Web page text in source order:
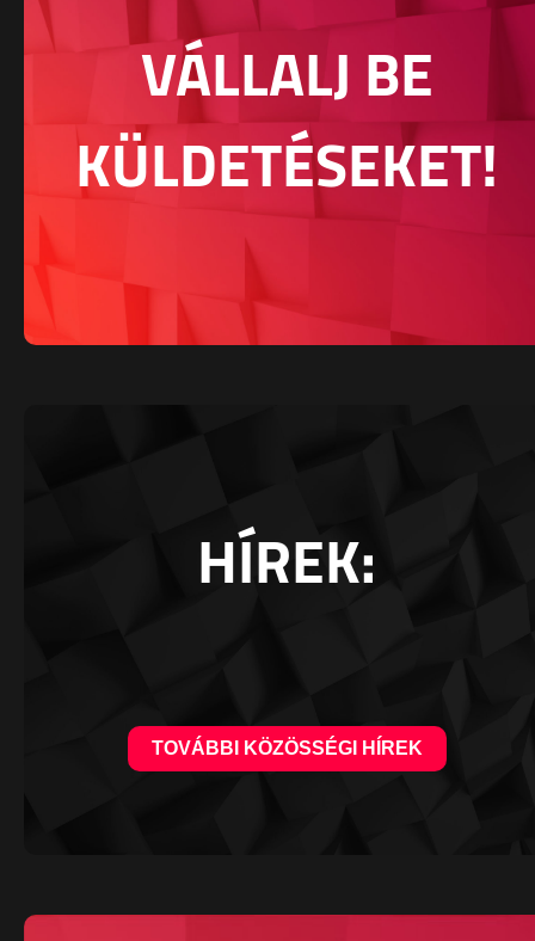
VÁLLALJ BE
KÜLDETÉSEKET!
HÍREK:
TOVÁBBI KÖZÖSSÉGI HÍREK